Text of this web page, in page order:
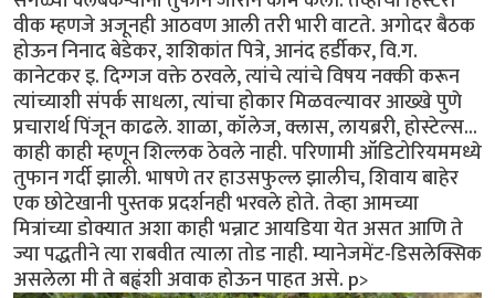
वीक म्हणजे अजूनही आठवण आली तरी भारी वाटते. अगोदर बैठक
होऊन निनाद बेडेकर, शशिकांत पित्रे, आनंद हर्डीकर, वि.ग.
कानेटकर इ. दिग्गज वक्ते ठरवले, त्यांचे त्यांचे विषय नक्की करून
त्यांच्याशी संपर्क साधला, त्यांचा होकार मिळवल्यावर आख्खे पुणे
प्रचारार्थ पिंजून काढले. शाळा, कॉलेज, क्लास, लायब्ररी, होस्टेल्स...
काही काही म्हणून शिल्लक ठेवले नाही. परिणामी ऑडिटोरियममध्ये
तुफान गर्दी झाली. भाषणे तर हाउसफुल्ल झालीच, शिवाय बाहेर
एक छोटेखानी पुस्तक प्रदर्शनही भरवले होते. तेव्हा आमच्या
मित्रांच्या डोक्यात अशा काही भन्नाट आयडिया येत असत आणि ते
ज्या पद्धतीने त्या राबवीत त्याला तोड नाही. म्यानेजमेंट-डिसलेक्सिक
असलेला मी ते बह्वंशी अवाक होऊन पाहत असे. p>